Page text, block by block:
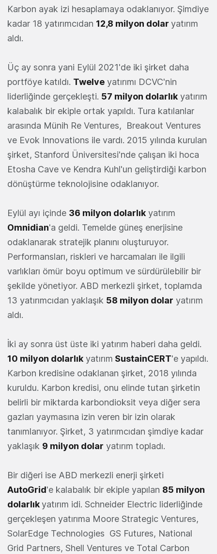
Karbon ayak izi hesaplamaya odaklanıyor. Şimdiye
kadar 18 yatırımcıdan 12,8 milyon dolar yatırım
aldı.
Üç ay sonra yani Eylül 2021'de iki şirket daha
portföye katıldı. Twelve yatırımı DCVC'nin
liderliğinde gerçekleşti. 57 milyon dolarlık yatırım
kalabalık bir ekiple ortak yapıldı. Tura katılanlar
arasında Münih Re Ventures, Breakout Ventures
ve Evok Innovations ile vardı. 2015 yılında kurulan
şirket, Stanford Üniversitesi'nde çalışan iki hoca
Etosha Cave ve Kendra Kuhl'un geliştirdiği karbon
dönüştürme teknolojisine odaklanıyor.
Eylül ayı içinde 36 milyon dolarlık yatırım
Omnidian'a geldi. Temelde güneş enerjisine
odaklanarak stratejik planını oluşturuyor.
Performansları, riskleri ve harcamaları ile ilgili
varlıkları ömür boyu optimum ve sürdürülebilir bir
şekilde yönetiyor. ABD merkezli şirket, toplamda
13 yatırımcıdan yaklaşık 58 milyon dolar yatırım
aldı.
İki ay sonra üst üste iki yatırım haberi daha geldi.
10 milyon dolarlık yatırım SustainCERT'e yapıldı.
Karbon kredisine odaklanan şirket, 2018 yılında
kuruldu. Karbon kredisi, onu elinde tutan şirketin
belirli bir miktarda karbondioksit veya diğer sera
gazları yaymasına izin veren bir izin olarak
tanımlanıyor. Şirket, 3 yatırımcıdan şimdiye kadar
yaklaşık 9 milyon dolar yatırım topladı.
Bir diğeri ise ABD merkezli enerji şirketi
AutoGrid'e kalabalık bir ekiple yapılan 85 milyon
dolarlıkyatırım idi. Schneider Electric liderliğinde
gerçekleşen yatırıma Moore Strategic Ventures,
SolarEdge Technologies GS Futures, National
Grid Partners, Shell Ventures ve Total Carbon